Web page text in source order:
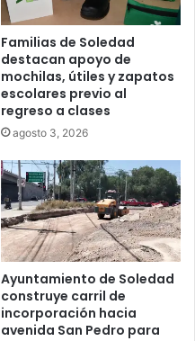
Familias de Soledad
destacan apoyo de
mochilas, útiles y zapatos
escolares previo al
regreso a clases
agosto 3, 2026
Ayuntamiento de Soledad
construye carril de
incorporación hacia
avenida San Pedro para